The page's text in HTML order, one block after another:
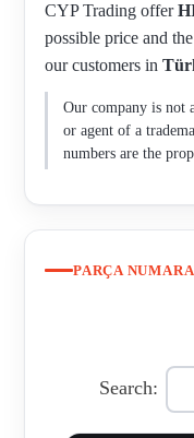
CYP Trading offer
possible price and
our customers in
Our company is not
or agent of a
numbers are the
PARÇA
Search: